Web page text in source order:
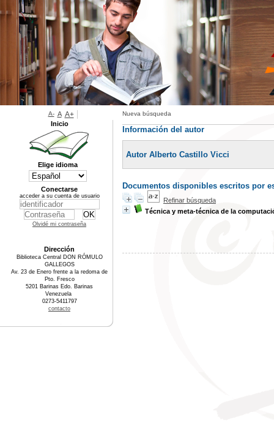
Nueva búsqueda
Información del autor
Autor Alberto Castillo Vicci
Documentos disponibles escritos por
Refinar búsqueda
Técnica y meta-técnica de la
A- A A+
Inicio
Elige idioma
Conectarse
acceder a su cuenta de usuario
Olvidé mi contraseña
Dirección
Biblioteca Central DON RÓMULO
GALLEGOS
Av. 23 de Enero frente a la redoma de
Pto. Fresco
5201 Barinas Edo. Barinas
Venezuela
0273-5411797
contacto